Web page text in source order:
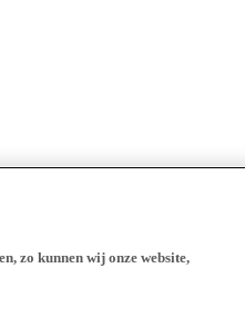
zo kunnen wij onze website,